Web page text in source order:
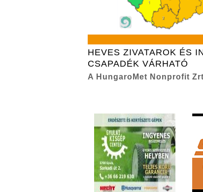
HEVES ZIVATAROK ÉS
CSAPADÉK VÁRHATÓ
A HungaroMet Nonprofit